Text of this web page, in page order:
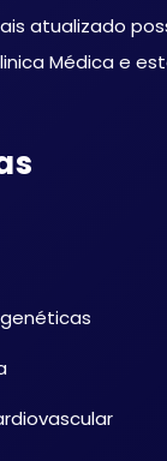
atualizado
Médica e